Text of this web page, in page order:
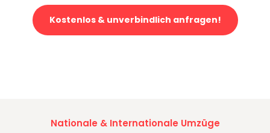
Kostenlos & unverbindlich anfragen!
Nationale & Internationale Umzüge